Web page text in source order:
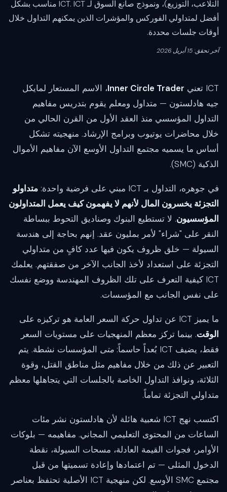
التلاعب، التوزيع)، ونموذج صانع السوق لـ ICT. ICT مناسب بشكل
أفضل لمتداولي الفوركس والمؤشرات الذين يمكنهم التداول خلال
أوقات جلسات محددة.
آخر تحقق: 15 أبريل 2026
ICT تعني Inner Circle Trader، الاسم المستعار لمايكل
جيه هادلستون — متداول ومعلم يقوم بتدريس مفاهيم
التداول المؤسسي منذ العقد الأول من القرن الحالي من
خلال محاضرات يوتيوب وبرامج الإرشاد. منهجيته تشكل
أساس ما يسميه مجتمع التداول الأوسع الآن مفاهيم الأموال
الذكية (SMC).
في جوهره، التداول بـ ICT مبني على فرضية واحدة:
متداولو
التجزئة يخسرون المال لأنهم لا يفهمون كيف يعمل المتداولون
المؤسسيون. لا تستطيع البنوك وصناديق التحوط ببساطة
النقر على "شراء" لأمر بمليون عقد. إنهم بحاجة إلى هندسة
السيولة — خلق ظروف يكون فيها عدد كافٍ من متداولي
التجزئة على استعداد لأخذ الجانب الآخر من صفقتهم. يعلمك
ICT كيفية التعرف على تلك الظروف المهندسة ووضع نفسك
على نفس الجانب مع المؤسسات.
ما يميز ICT عن تداول حركة السعر العامة هو تركيزه على
الوقت. بينما تركز معظم المنهجيات على مستويات السعر
فقط، يضيف ICT بُعداً حاسماً:
متى المؤسسات نشطة. يتم
التعبير عن ذلك من خلال مفاهيم مثل مناطق القتل، وقوة
الثلاثة، ونوافذ التداول الخاصة بالجلسات التي يتجاهلها معظم
متداولي التجزئة تماماً.
اكتسب نهج ICT شعبية هائلة لأن هادلستون نشر مئات
الساعات من المحتوى التعليمي المجاني. مفاهيمه — بلوكات
الأوامر، فجوات القيمة العادلة، مسحات السيولة، نقطة
الدخول المثلى — تم اعتمادها وإعادة تسميتها من قبل
مجتمع SMC الأوسع. لكن منهجية ICT الأصلية تحتفظ بعناصر